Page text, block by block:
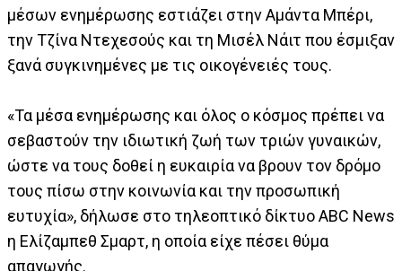
μέσων ενημέρωσης εστιάζει στην Αμάντα Μπέρι,
την Τζίνα Ντεχεσούς και τη Μισέλ Νάιτ που έσμιξαν
ξανά συγκινημένες με τις οικογένειές τους.
«Τα μέσα ενημέρωσης και όλος ο κόσμος πρέπει να
σεβαστούν την ιδιωτική ζωή των τριών γυναικών,
ώστε να τους δοθεί η ευκαιρία να βρουν τον δρόμο
τους πίσω στην κοινωνία και την προσωπική
ευτυχία», δήλωσε στο τηλεοπτικό δίκτυο ABC News
η Ελίζαμπεθ Σμαρτ, η οποία είχε πέσει θύμα
απαγωγής.